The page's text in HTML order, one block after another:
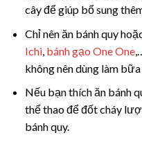
cây để giúp bổ sung
Chỉ nên ăn bánh quy
Ichi, bánh gạo One One
không nên dùng làm bữa
Nếu bạn thích ăn bánh
thể thao để đốt cháy
bánh quy.